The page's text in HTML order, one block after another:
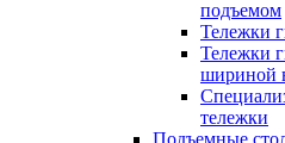
подъемом
Тележки
Тележки
шириной
тележки
Подъемные